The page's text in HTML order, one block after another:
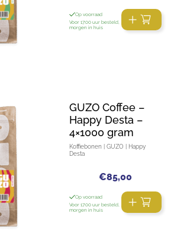
Op voorraad
Voor 17:00 uur besteld,
morgen in huis
GUZO Coffee –
Happy Desta –
4×1000 gram
Koffiebonen | GUZO | Happy
Desta
€85,00
Op voorraad
Voor 17:00 uur besteld,
morgen in huis